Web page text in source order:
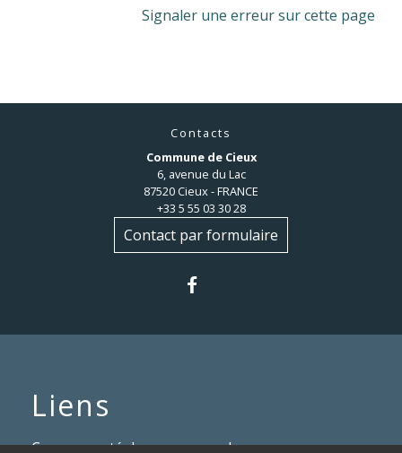
Signaler une erreur sur cette page
Contacts
Commune de Cieux
6, avenue du Lac
87520 Cieux - FRANCE
+33 5 55 03 30 28
Contact par formulaire
Liens
Communauté de communes du